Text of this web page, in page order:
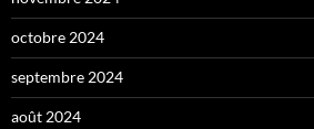
octobre 2024
septembre 2024
août 2024